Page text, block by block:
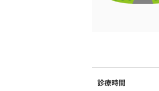
診療時間